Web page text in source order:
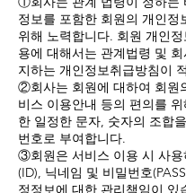
정보를 포함한 회원의 개인정
위해 노력합니다. 회원 개인
용에 대해서는 관계법령 및
지하는 개인정보취급방침이
②회사는 회원에 대하여 회원
비스 이용안내 등의 편의를
한 일정한 문자, 숫자의 조합
번호로 부여합니다.
③회원은 서비스 이용 시 사용
(ID), 닉네임 및 비밀번호
정정보에 대한 관리책임이 있